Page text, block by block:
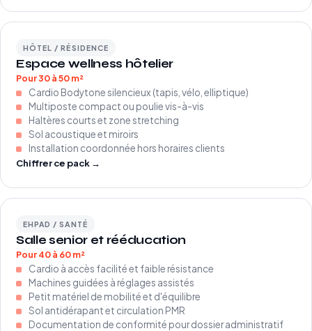
HÔTEL / RÉSIDENCE
Espace wellness hôtelier
Pour 30 à 50 m²
Cardio Bodytone silencieux (tapis, vélo, elliptique)
Multiposte compact ou poulie vis-à-vis
Haltères courts et zone stretching
Sol acoustique et miroirs
Installation coordonnée hors horaires clients
Chiffrer ce pack →
EHPAD / SANTÉ
Salle senior et rééducation
Pour 40 à 60 m²
Cardio à accès facilité et faible résistance
Machines guidées à réglages assistés
Petit matériel de mobilité et d'équilibre
Sol antidérapant et circulation PMR
Documentation de conformité pour dossier administratif